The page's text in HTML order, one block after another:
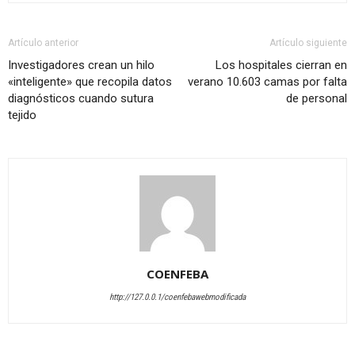
Artículo anterior
Investigadores crean un hilo
«inteligente» que recopila datos
diagnósticos cuando sutura
tejido
Artículo siguiente
Los hospitales cierran en
verano 10.603 camas por falta
de personal
COENFEBA
http://127.0.0.1/coenfebawebmodificada